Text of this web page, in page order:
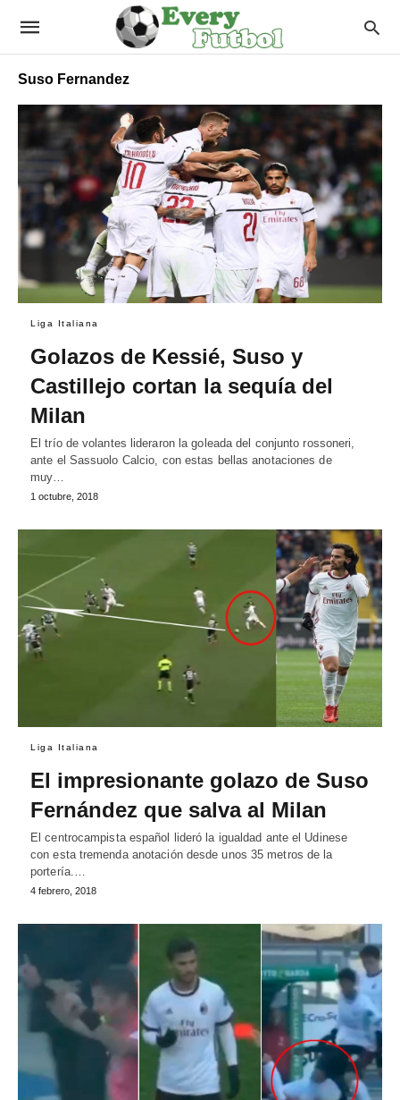
Suso Fernandez
Liga Italiana
Golazos de Kessié, Suso y
Castillejo cortan la sequía del
Milan
El trío de volantes lideraron la goleada del conjunto rossoneri,
ante el Sassuolo Calcio, con estas bellas anotaciones de
muy…
1 octubre, 2018
Liga Italiana
El impresionante golazo de Suso
Fernández que salva al Milan
El centrocampista español lideró la igualdad ante el Udinese
con esta tremenda anotación desde unos 35 metros de la
portería.…
4 febrero, 2018